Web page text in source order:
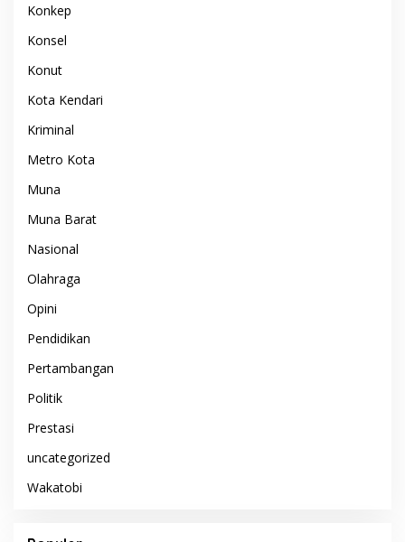
Konkep
Konsel
Konut
Kota Kendari
Kriminal
Metro Kota
Muna
Muna Barat
Nasional
Olahraga
Opini
Pendidikan
Pertambangan
Politik
Prestasi
uncategorized
Wakatobi